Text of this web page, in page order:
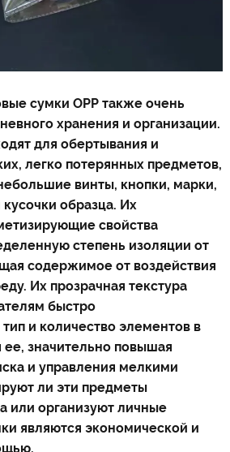
сумки OPP также очень
хранения и организации.
для обертывания и
легко потерянных предметов,
винты, кнопки, марки,
образца. Их
свойства
степень изоляции от
содержимое от воздействия
Их прозрачная текстура
быстро
и количество элементов в
ее, значительно повышая
и управления мелкими
ли эти предметы
или организуют личные
являются экономической и